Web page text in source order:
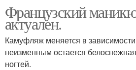
Французский
актуален.
Камуфляж меняется в
неизменным остается
ногтей.